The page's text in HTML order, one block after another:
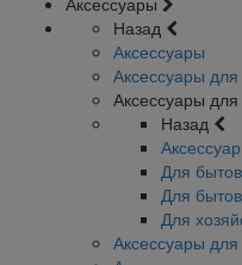
Назад
Аксессуары
Аксессуары
Аксессуары
Назад
Для
Для
Для
Аксессуары